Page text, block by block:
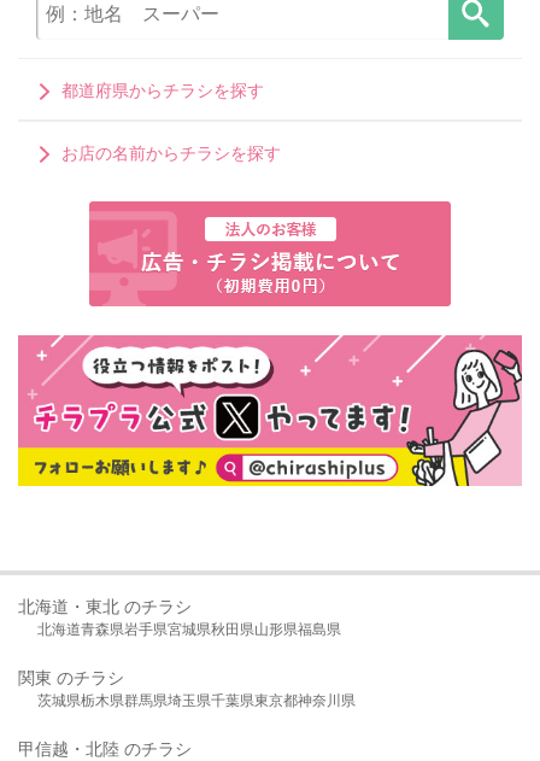
都道府県からチラシを探す
お店の名前からチラシを探す
北海道・東北 のチラシ
北海道青森県岩手県宮城県秋田県山形県福島県
関東 のチラシ
茨城県栃木県群馬県埼玉県千葉県東京都神奈川県
甲信越・北陸 のチラシ